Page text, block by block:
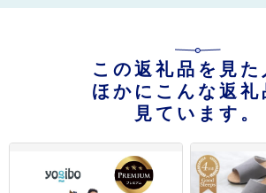
この返礼品を見た
ほかにこんな返礼
見ています。